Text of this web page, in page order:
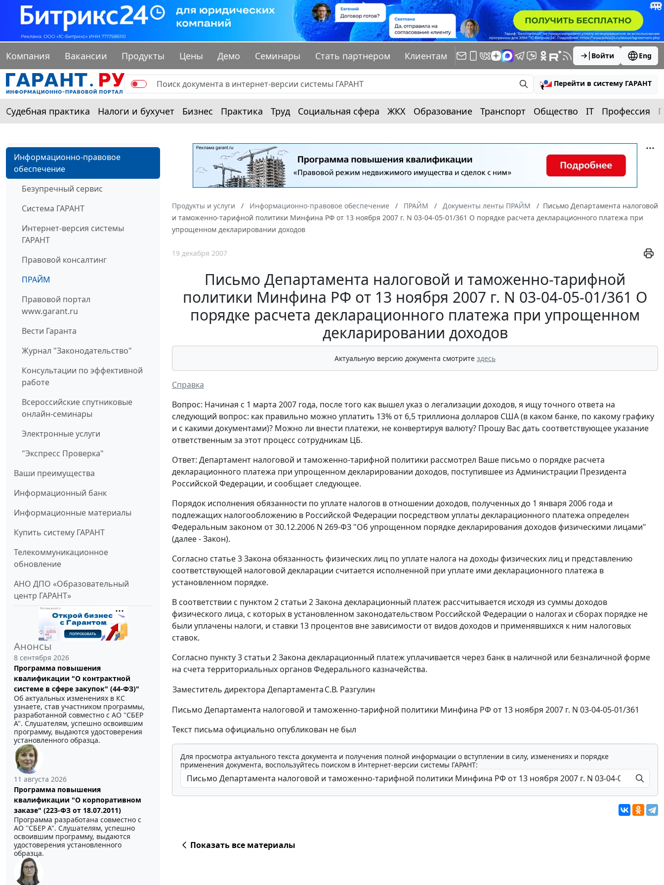
Компания Вакансии Продукты Цены Демо Семинары Стать партнером Клиентам Войти Eng
Перейти в систему ГАРАНТ
Судебная практика Налоги и бухучет Бизнес Практика Труд Социальная сфера ЖКХ Образование Транспорт Общество IT Профессия
Информационно-правовое
обеспечение
Безупречный сервис
Система ГАРАНТ
Интернет-версия системы
ГАРАНТ
Правовой консалтинг
ПРАЙМ
Правовой портал
www.garant.ru
Вести Гаранта
Журнал "Законодательство"
Консультации по эффективной
работе
Всероссийские спутниковые
онлайн-семинары
Электронные услуги
"Экспресс Проверка"
Ваши преимущества
Информационный банк
Информационные материалы
Купить систему ГАРАНТ
Телекоммуникационное
обновление
АНО ДПО «Образовательный
центр ГАРАНТ»
Анонсы
8 сентября 2026
Программа повышения
квалификации "О контрактной
системе в сфере закупок" (44-ФЗ)"
Об актуальных изменениях в КС
узнаете, став участником программы,
разработанной совместно с АО ''СБЕР
А". Слушателям, успешно освоившим
программу, выдаются удостоверения
установленного образца.
11 августа 2026
Программа повышения
квалификации "О корпоративном
заказе" (223-ФЗ от 18.07.2011)
Программа разработана совместно с
АО ''СБЕР А". Слушателям, успешно
освоившим программу, выдаются
удостоверения установленного
образца.
Продукты и услуги Информационно-правовое обеспечение ПРАЙМ Документы ленты ПРАЙМ
Письмо Департамента налоговой
и таможенно-тарифной политики Минфина РФ от 13 ноября 2007 г. N 03-04-05-01/361 О порядке расчета декларационного платежа при
упрощенном декларировании доходов
19 декабря 2007
Письмо Департамента налоговой и таможенно-тарифной
политики Минфина РФ от 13 ноября 2007 г. N 03-04-05-01/361 О
порядке расчета декларационного платежа при упрощенном
декларировании доходов
Актуальную версию документа смотрите здесь
Справка
Вопрос: Начиная с 1 марта 2007 года, после того как вышел указ о легализации доходов, я ищу точного ответа на
следующий вопрос: как правильно можно уплатить 13% от 6,5 триллиона долларов США (в каком банке, по какому графику
и с какими документами)? Можно ли внести платежи, не конвертируя валюту? Прошу Вас дать соответствующее указание
ответственным за этот процесс сотрудникам ЦБ.
Ответ: Департамент налоговой и таможенно-тарифной политики рассмотрел Ваше письмо о порядке расчета
декларационного платежа при упрощенном декларировании доходов, поступившее из Администрации Президента
Российской Федерации, и сообщает следующее.
Порядок исполнения обязанности по уплате налогов в отношении доходов, полученных до 1 января 2006 года и
подлежащих налогообложению в Российской Федерации посредством уплаты декларационного платежа определен
Федеральным законом от 30.12.2006 N 269-ФЗ "Об упрощенном порядке декларирования доходов физическими лицами"
(далее - Закон).
Согласно статье 3 Закона обязанность физических лиц по уплате налога на доходы физических лиц и представлению
соответствующей налоговой декларации считается исполненной при уплате ими декларационного платежа в
установленном порядке.
В соответствии с пунктом 2 статьи 2 Закона декларационный платеж рассчитывается исходя из суммы доходов
физического лица, с которых в установленном законодательством Российской Федерации о налогах и сборах порядке не
были уплачены налоги, и ставки 13 процентов вне зависимости от видов доходов и применявшихся к ним налоговых
ставок.
Согласно пункту 3 статьи 2 Закона декларационный платеж уплачивается через банк в наличной или безналичной форме
на счета территориальных органов Федерального казначейства.
Заместитель директора ДепартаментаС.В. Разгулин
Письмо Департамента налоговой и таможенно-тарифной политики Минфина РФ от 13 ноября 2007 г. N 03-04-05-01/361
Текст письма официально опубликован не был
Для просмотра актуального текста документа и получения полной информации о вступлении в силу, изменениях и порядке
применения документа, воспользуйтесь поиском в Интернет-версии системы ГАРАНТ:
Показать все материалы